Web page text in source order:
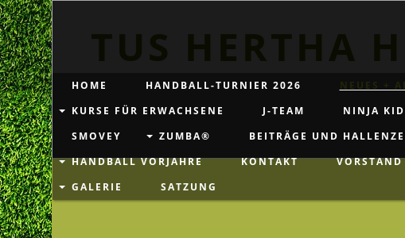
TUS HERTHA
HOME HANDBALL-TURNIER 2026 NEUES +
KURSE FÜR ERWACHSENE
J-TEAM NINJA
SMOVEY
ZUMBA® BEITRÄGE UND
HANDBALL VORJAHRE
KONTAKT VORSTAND
GALERIE
SATZUNG